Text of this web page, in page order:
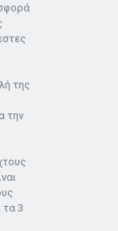
της
την
τα 3